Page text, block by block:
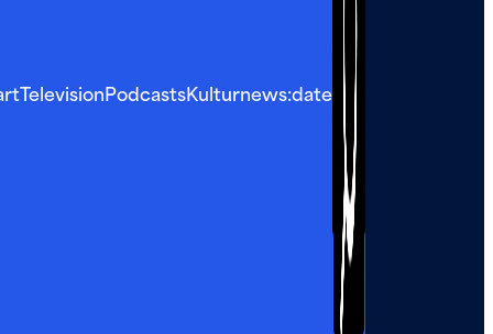
Television PodcastsKulturnews:date